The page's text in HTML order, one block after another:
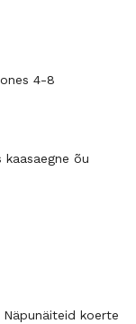
4-8
kaasaegne õu
koerte